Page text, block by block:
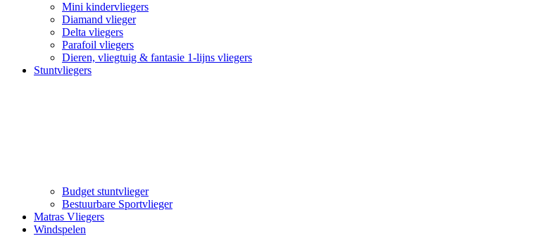
Mini kindervliegers
Diamand vlieger
Delta vliegers
Parafoil vliegers
Dieren, vliegtuig & fantasie 1-lijns vliegers
Stuntvliegers
Budget stuntvlieger
Bestuurbare Sportvlieger
Matras Vliegers
Windspelen